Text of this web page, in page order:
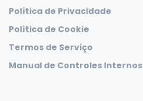
Política de Privacidade
Política de Cookie
Termos de Serviço
Manual de Controles Internos